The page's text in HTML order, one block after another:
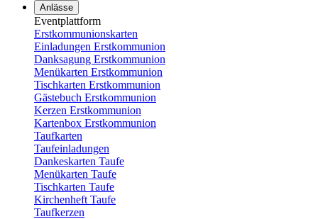
Anlässe
Eventplattform
Erstkommunionskarten
Einladungen Erstkommunion
Danksagung Erstkommunion
Menükarten Erstkommunion
Tischkarten Erstkommunion
Gästebuch Erstkommunion
Kerzen Erstkommunion
Kartenbox Erstkommunion
Taufkarten
Taufeinladungen
Dankeskarten Taufe
Menükarten Taufe
Tischkarten Taufe
Kirchenheft Taufe
Taufkerzen